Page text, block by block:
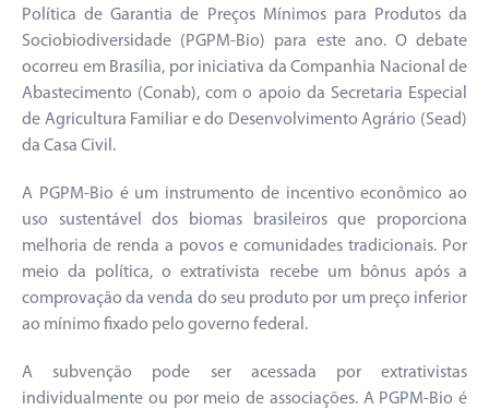
Política de Garantia de Preços Mínimos para Produtos da
Sociobiodiversidade (PGPM-Bio) para este ano. O debate
ocorreu em Brasília, por iniciativa da Companhia Nacional de
Abastecimento (Conab), com o apoio da Secretaria Especial
de Agricultura Familiar e do Desenvolvimento Agrário (Sead)
da Casa Civil.
A PGPM-Bio é um instrumento de incentivo econômico ao
uso sustentável dos biomas brasileiros que proporciona
melhoria de renda a povos e comunidades tradicionais. Por
meio da política, o extrativista recebe um bônus após a
comprovação da venda do seu produto por um preço inferior
ao mínimo fixado pelo governo federal.
A subvenção pode ser acessada por extrativistas
individualmente ou por meio de associações. A PGPM-Bio é